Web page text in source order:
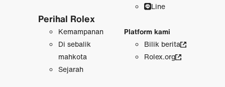
Perihal Rolex
Kemampanan
Di sebalik
mahkota
Sejarah
Line
Platform kami
Bilik berita
Rolex.org